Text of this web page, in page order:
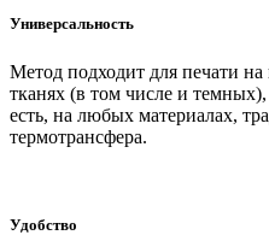
Универсальность
Метод подходит для печати
тканях (в том числе и
есть, на любых материалах,
термотрансфера.
Удобство